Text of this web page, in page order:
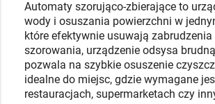
Automaty szorująco-zbierające to
wody i osuszania powierzchni w
które efektywnie usuwają
szorowania, urządzenie odsysa
pozwala na szybkie osuszenie
idealne do miejsc, gdzie wymagane
restauracjach, supermarketach czy